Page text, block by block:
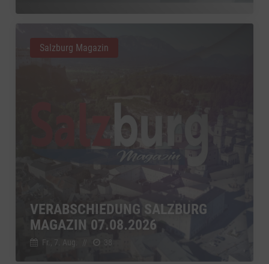
VERABSCHIEDUNG SALZBURG
MAGAZIN 07.08.2026
Fr., 7. Aug. 38
Salzburg Magazin